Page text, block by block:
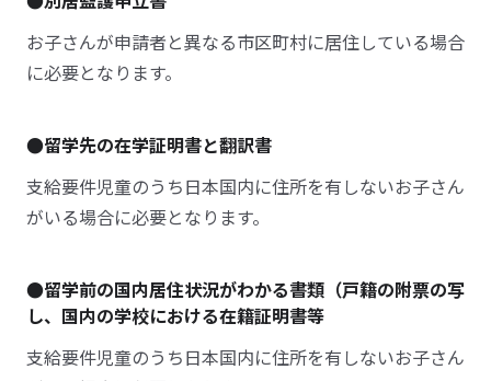
お子さんが申請者と異なる市区町村に居住している場合
に必要となります。
●留学先の在学証明書と翻訳書
支給要件児童のうち日本国内に住所を有しないお子さん
がいる場合に必要となります。
●留学前の国内居住状況がわかる書類（戸籍の附票の写
し、国内の学校における在籍証明書等
支給要件児童のうち日本国内に住所を有しないお子さん